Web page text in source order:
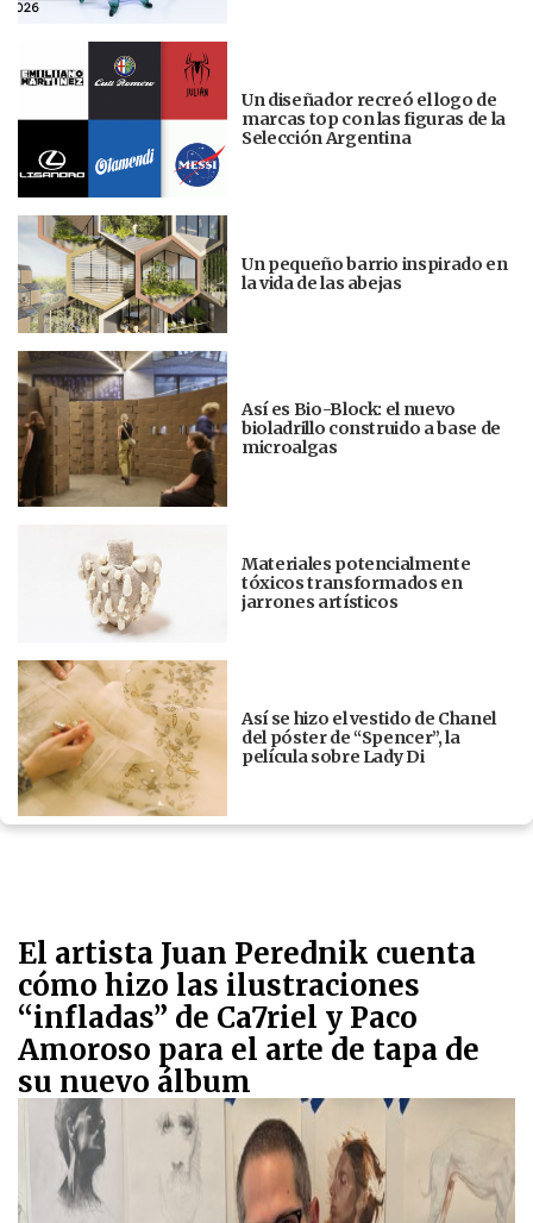
Un diseñador recreó el logo de
marcas top con las figuras de la
Selección Argentina
Un pequeño barrio inspirado en
la vida de las abejas
Así es Bio-Block: el nuevo
bioladrillo construido a base de
microalgas
Materiales potencialmente
tóxicos transformados en
jarrones artísticos
Así se hizo el vestido de Chanel
del póster de “Spencer”, la
película sobre Lady Di
El artista Juan Perednik cuenta
cómo hizo las ilustraciones
“infladas” de Ca7riel y Paco
Amoroso para el arte de tapa de
su nuevo álbum